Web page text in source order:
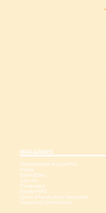
MAGAZINES
Christianisme Aujourd'hui
Family
SpirituElles
Just 4U
Trampoline
Family-FIPS
Quart d'heure pour l'essentiel
Vacances Chrétiennes